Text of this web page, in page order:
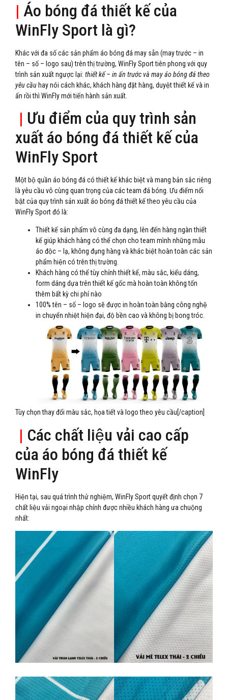
| Áo bóng đá thiết kế của
WinFly Sport là gì?
Khác với đa số các sản phẩm áo bóng đá may sẵn (may trước – in
tên – số – logo sau) trên thị trường, WinFly Sport tiên phong với quy
trình sản xuất ngược lại: thiết kế – in ấn trước và may áo bóng đá theo
yêu cầuhay nói cách khác, khách hàng đặt hàng, duyệt thiết kế và in
ấn rồi thì WinFly mới tiến hành sản xuất.
| Ưu điểm của quy trình sản
xuất áo bóng đá thiết kế của
WinFly Sport
Một bộ quần áo bóng đá có thiết kế khác biệt và mang bản sắc riêng
là yêu cầu vô cùng quan trọng của các team đá bóng. Ưu điểm nổi
bật của quy trình sản xuất áo bóng đá thiết kế theo yêu cầu của
WinFly Sport đó là:
Thiết kế sản phẩm vô cùng đa dạng, lên đến hàng ngàn thiết
kế giúp khách hàng có thể chọn cho team mình những mẫu
áo độc – lạ, không đụng hàng và khác biệt hoàn toàn các sản
phẩm hiện có trên thị trường.
Khách hàng có thể tùy chỉnh thiết kế, màu sắc, kiểu dáng,
form dáng dựa trên thiết kế gốc mà hoàn toàn không tốn
thêm bất kỳ chi phí nào
100% tên – số – logo sẽ được in hoàn toàn bằng công nghệ
in chuyển nhiệt hiện đại, độ bền cao và không bị bong tróc.
Tùy chọn thay đổi màu sắc, họa tiết và logo theo yêu cầu[/caption]
| Các chất liệu vải cao cấp
của áo bóng đá thiết kế
WinFly
Hiện tại, sau quá trình thử nghiệm, WinFly Sport quyết định chọn 7
chất liệu vải ngoại nhập chính được nhiều khách hàng ưa chuộng
nhất: